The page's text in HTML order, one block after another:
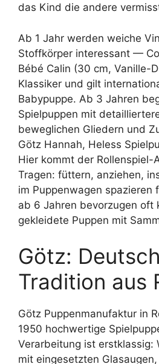
das Kind die andere
Ab 1 Jahr werden weiche
Stoffkörper interessant —
Bébé Calin (30 cm, Vanille-
Klassiker und gilt
Babypuppe. Ab 3 Jahren
Spielpuppen mit
beweglichen Gliedern und
Götz Hannah, Heless
Hier kommt der Rollenspiel-
Tragen: füttern, anziehen,
im Puppenwagen spazieren
ab 6 Jahren bevorzugen oft
gekleidete Puppen mit
Götz:
Tradition aus
Götz Puppenmanufaktur in
1950 hochwertige
Verarbeitung ist erstklassig:
mit eingesetzten